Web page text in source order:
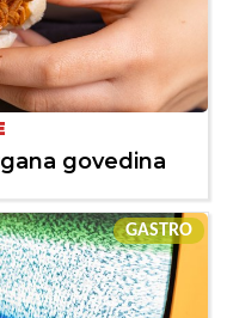
govedina
GASTRO